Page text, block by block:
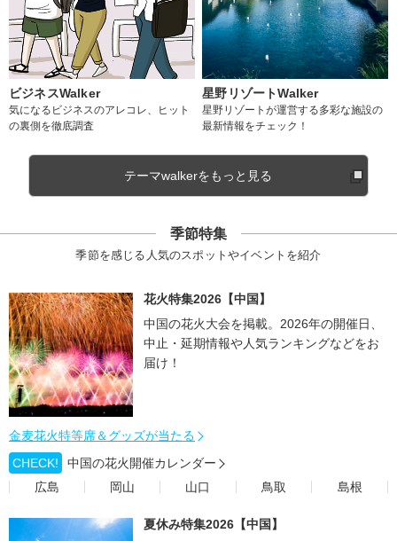
ビジネスWalker
気になるビジネスのアレコレ、ヒット
の裏側を徹底調査
星野リゾートWalker
星野リゾートが運営する多彩な施設の
最新情報をチェック！
テーマwalkerをもっと見る
季節特集
季節を感じる人気のスポットやイベントを紹介
花火特集2026【中国】
中国の花火大会を掲載。2026年の開催日、
中止・延期情報や人気ランキングなどをお
届け！
金麦花火特等席＆グッズが当たる
CHECK!
中国の花火開催カレンダー
広島
岡山 山口 鳥取 島根
夏休み特集2026【中国】